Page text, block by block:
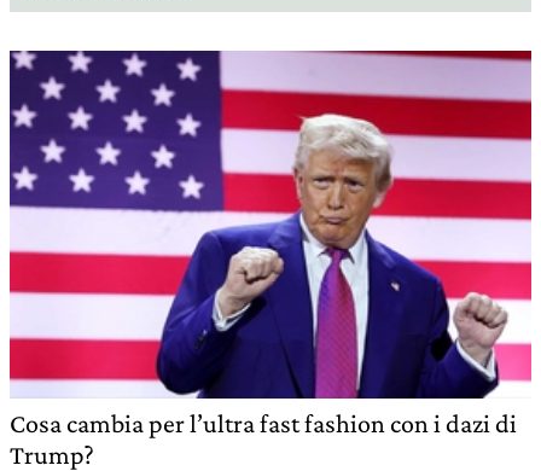
Cosa cambia per l’ultra fast fashion con i dazi di
Trump?